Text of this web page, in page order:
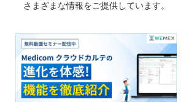
さまざまな情報をご提供しています。